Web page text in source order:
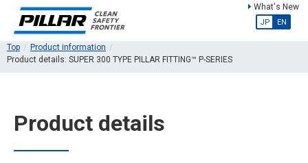
What's New
JP EN
Top
Product information
Product details: SUPER 300 TYPE PILLAR FITTING™ P-SERIES
Product details